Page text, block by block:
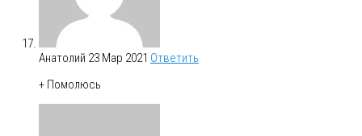
Анатолий 23 Мар 2021 Ответить
+ Помолюсь